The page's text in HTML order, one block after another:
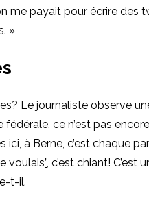
me payait pour écrire des
»
Le journaliste observe
ce n’est pas encore
à Berne, c’est chaque
voulais”, c’est chiant! C’est
t-il.